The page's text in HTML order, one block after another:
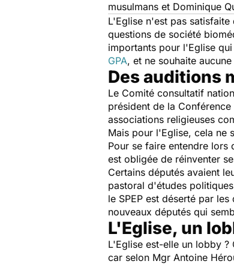
musulmans et Dominique
L'Eglise n'est pas
questions de société
importants pour l'Eglise
GPA, et ne souhaite
Des auditions
Le Comité consultatif
président de la
associations religieuses
Mais pour l'Eglise, cela ne
Pour se faire entendre lors
est obligée de réinventer
Certains députés avaient
pastoral d'études
le SPEP est déserté par
nouveaux députés qui
L'Eglise, un
L'Eglise est-elle un lobby
car selon Mgr Antoine